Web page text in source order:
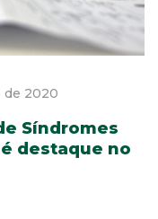
de 2020
Síndromes
destaque no